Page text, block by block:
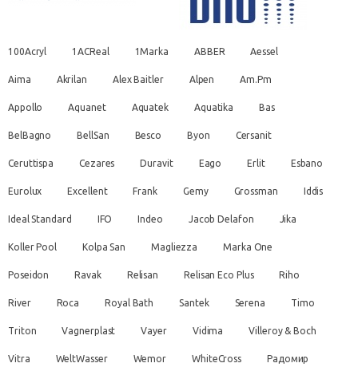
100Acryl 1ACReal 1Marka ABBER Aessel
Aima Akrilan Alex Baitler Alpen Am.Pm
Appollo Aquanet Aquatek Aquatika Bas
BelBagno BellSan Besco Byon Cersanit
Ceruttispa Cezares Duravit Eago Erlit Esbano
Eurolux Excellent Frank Gemy Grossman Iddis
Ideal Standard IFO Indeo Jacob Delafon Jika
Koller Pool Kolpa San Magliezza Marka One
Poseidon Ravak Relisan Relisan Eco Plus Riho
River Roca Royal Bath Santek Serena Timo
Triton Vagnerplast Vayer Vidima Villeroy & Boch
Vitra WeltWasser Wemor WhiteCross Радомир